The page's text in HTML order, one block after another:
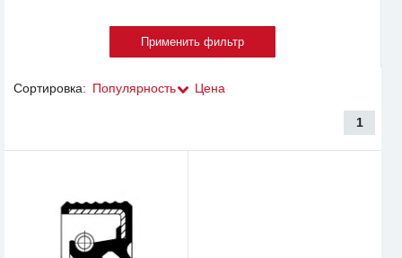
Сортировка: Популярность Цена
1